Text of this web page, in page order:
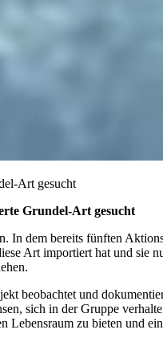
Art gesucht
Grundel-Art gesucht
dem bereits fünften
Art importiert hat und
beobachtet und
sich in der Gruppe
zu bieten und